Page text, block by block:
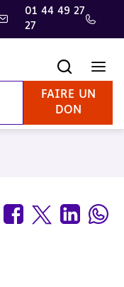
01 44 49 27
27
FAIRE UN
DON